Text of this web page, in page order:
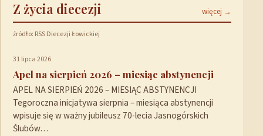
Z życia diecezji więcej →
źródło: RSS Diecezji Łowickiej
31 lipca 2026
Apel na sierpień 2026 – miesiąc abstynencji
APEL NA SIERPIEŃ 2026 – MIESIĄC ABSTYNENCJI
Tegoroczna inicjatywa sierpnia – miesiąca abstynencji
wpisuje się w ważny jubileusz 70-lecia Jasnogórskich
Ślubów…